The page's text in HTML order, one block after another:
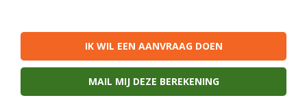
IK WIL EEN AANVRAAG DOEN
MAIL MIJ DEZE BEREKENING